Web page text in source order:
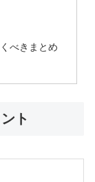
べきまとめ
ト